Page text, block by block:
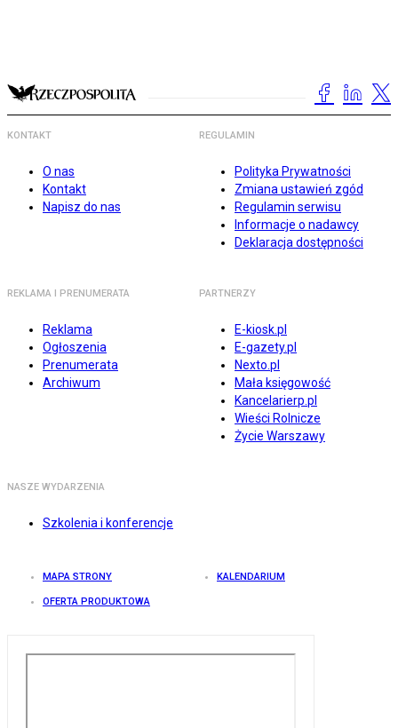
KONTAKT
O nas
Kontakt
Napisz do nas
REGULAMIN
Polityka Prywatności
Zmiana ustawień zgód
Regulamin serwisu
Informacje o nadawcy
Deklaracja dostępności
REKLAMA I PRENUMERATA
Reklama
Ogłoszenia
Prenumerata
Archiwum
PARTNERZY
E-kiosk.pl
E-gazety.pl
Nexto.pl
Mała księgowość
Kancelarierp.pl
Wieści Rolnicze
Życie Warszawy
NASZE WYDARZENIA
Szkolenia i konferencje
MAPA STRONY KALENDARIUM
OFERTA PRODUKTOWA